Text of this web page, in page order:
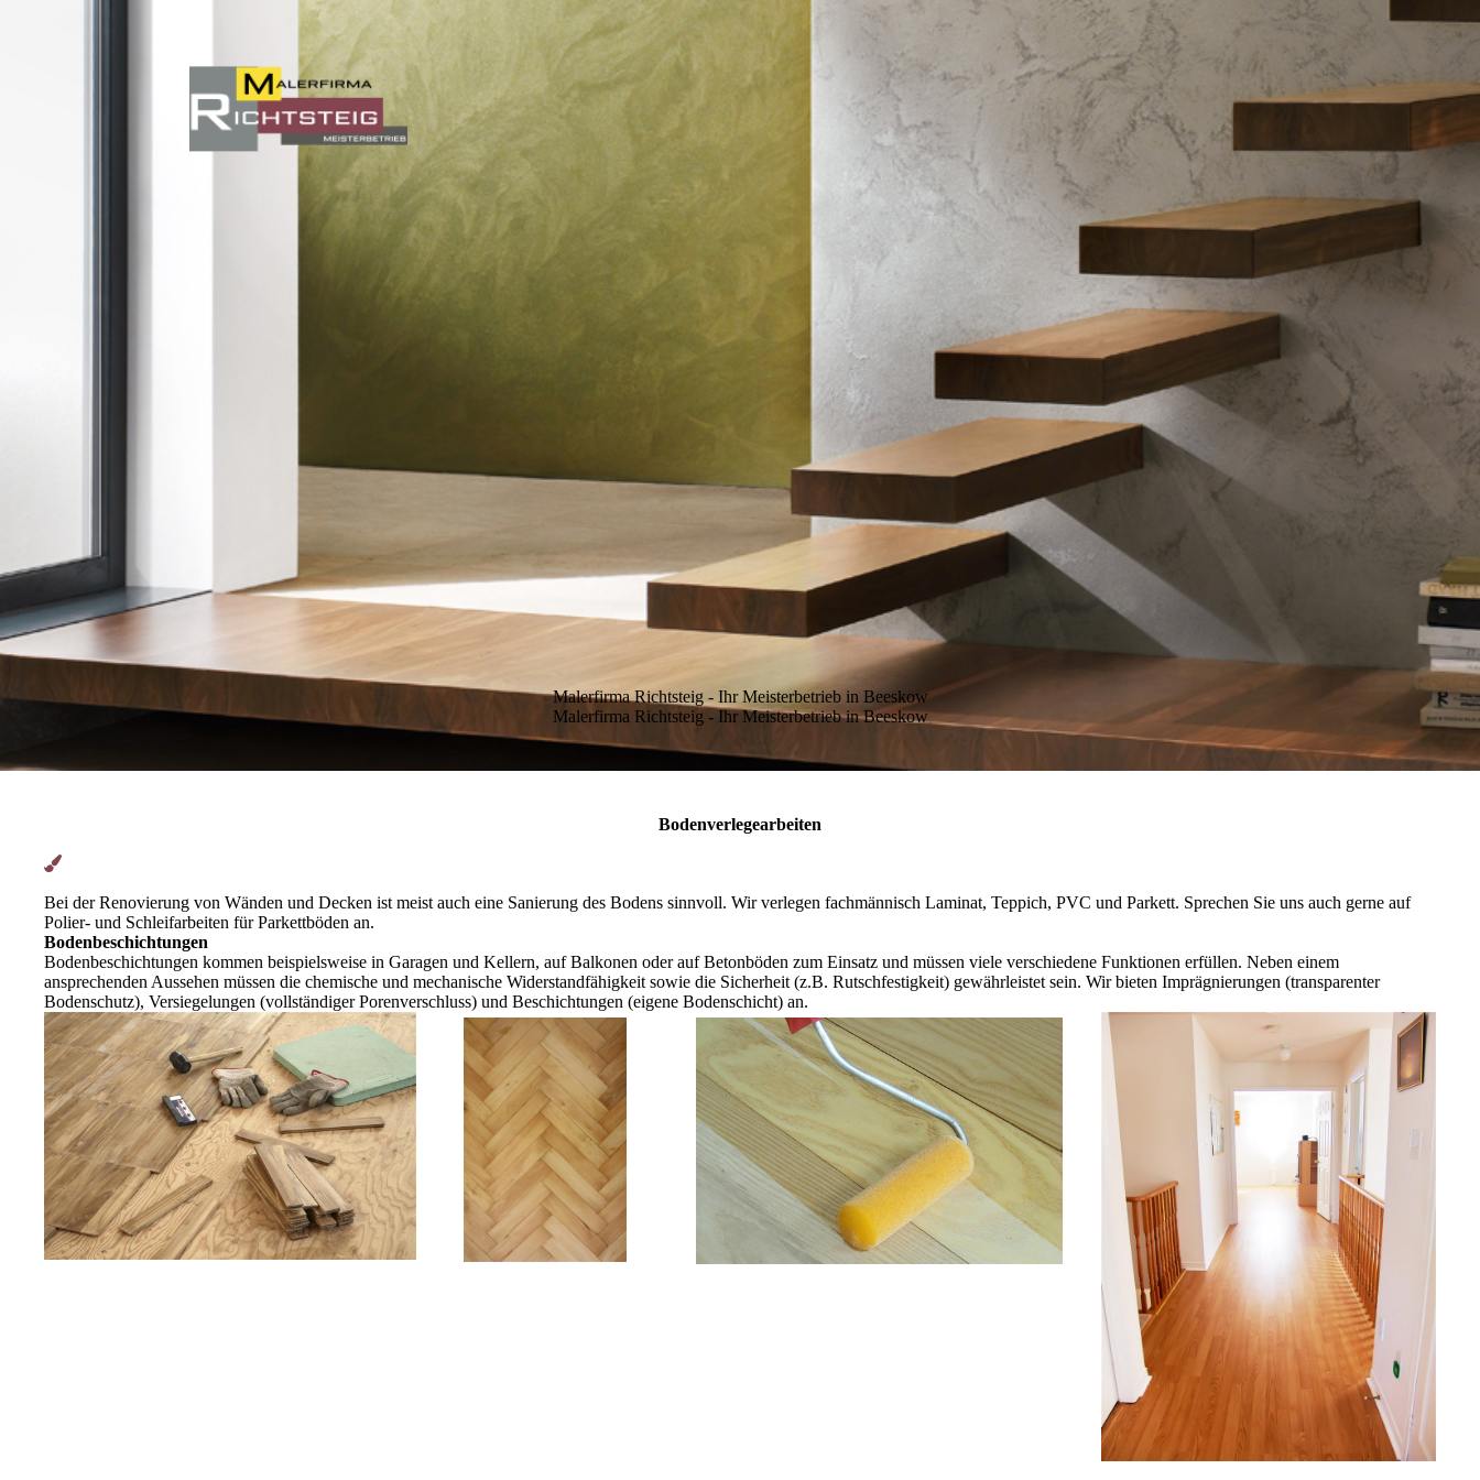
Malerfirma Richtsteig - Ihr Meisterbetrieb in Beeskow
Malerfirma Richtsteig - Ihr Meisterbetrieb in Beeskow
Bodenverlegearbeiten
Bei der Renovierung von Wänden und Decken ist meist auch eine Sanierung des Bodens sinnvoll. Wir verlegen fachmännisch Laminat, Teppich, PVC und Parkett. Sprechen Sie uns auch gerne auf
Polier- und Schleifarbeiten für Parkettböden an.
Bodenbeschichtungen
Bodenbeschichtungen kommen beispielsweise in Garagen und Kellern, auf Balkonen oder auf Betonböden zum Einsatz und müssen viele verschiedene Funktionen erfüllen. Neben einem
ansprechenden Aussehen müssen die chemische und mechanische Widerstandfähigkeit sowie die Sicherheit (z.B. Rutschfestigkeit) gewährleistet sein. Wir bieten Imprägnierungen (transparenter
Bodenschutz), Versiegelungen (vollständiger Porenverschluss) und Beschichtungen (eigene Bodenschicht) an.